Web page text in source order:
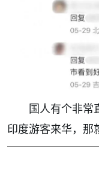
国人有个非常
印度游客来华，那